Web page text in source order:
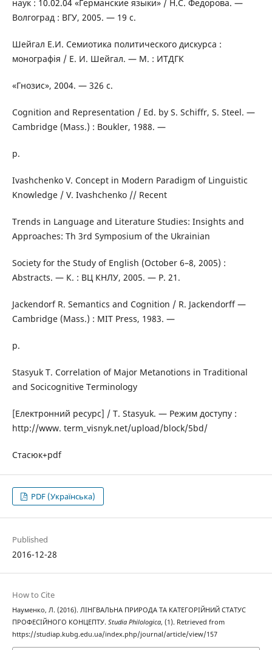
наук : 10.02.04 «Германские языки» / Н.С. Федорова. —
Волгоград : ВГУ, 2005. — 19 с.
Шейгал Е.И. Семиотика политического дискурса :
монографія / Е. И. Шейгал. — М. : ИТДГК
«Гнозис», 2004. — 326 с.
Cognition and Representation / Ed. by S. Schiffr, S. Steel. —
Cambridge (Mass.) : Boukler, 1988. —
p.
Ivashchenko V. Concept in Modern Paradigm of Linguistic
Knowledge / V. Ivashchenko // Recent
Trends in Language and Literature Studies: Insights and
Approaches: Th 3rd Symposium of the Ukrainian
Society for the Study of English (October 6–8, 2005) :
Abstracts. — К. : ВЦ КНЛУ, 2005. — P. 21.
Jackendorf R. Semantics and Cognition / R. Jackendorff —
Cambridge (Mass.) : MIT Press, 1983. —
p.
Stasyuk T. Correlation of Major Metanotions in Traditional
and Socicognitive Terminology
[Електронний ресурс] / T. Stasyuk. — Режим доступу :
http://www. term_visnyk.net/upload/block/5bd/
Стасюк+pdf
PDF (Українська)
Published
2016-12-28
How to Cite
Науменко, Л. (2016). ЛІНГВАЛЬНА ПРИРОДА ТА КАТЕГОРІЙНИЙ СТАТУС
ПРОФЕСІЙНОГО КОНЦЕПТУ. Studia Philologica, (1). Retrieved from
https://studiap.kubg.edu.ua/index.php/journal/article/view/157